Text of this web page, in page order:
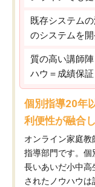
既存システム
のシステムを開
質の高い講師
ハウ＝成績保証
個別指導20年
利便性が融合
オンライン家庭教
指導部門です。個
長いあいだ小中高
されたノウハウ